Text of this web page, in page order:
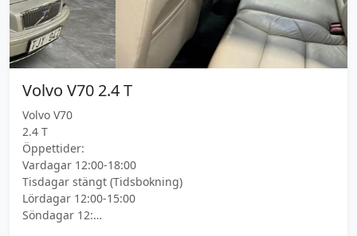
Volvo V70 2.4 T
Volvo V70
2.4 T
Öppettider:
Vardagar 12:00-18:00
Tisdagar stängt (Tidsbokning)
Lördagar 12:00-15:00
Söndagar 12:…